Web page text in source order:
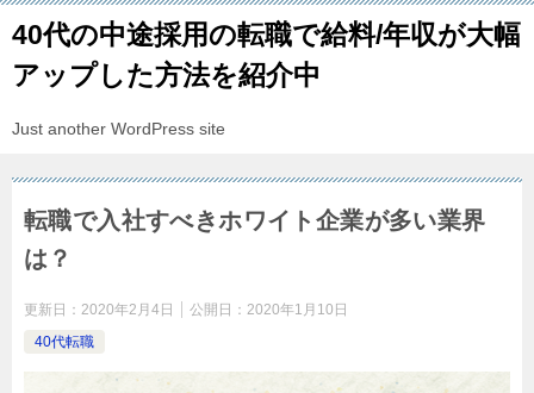
40代の中途採用の転職で給料/年収が大幅
アップした方法を紹介中
Just another WordPress site
転職で入社すべきホワイト企業が多い業界
は？
更新日： 2020年2月4日 公開日： 2020年1月10日
40代転職